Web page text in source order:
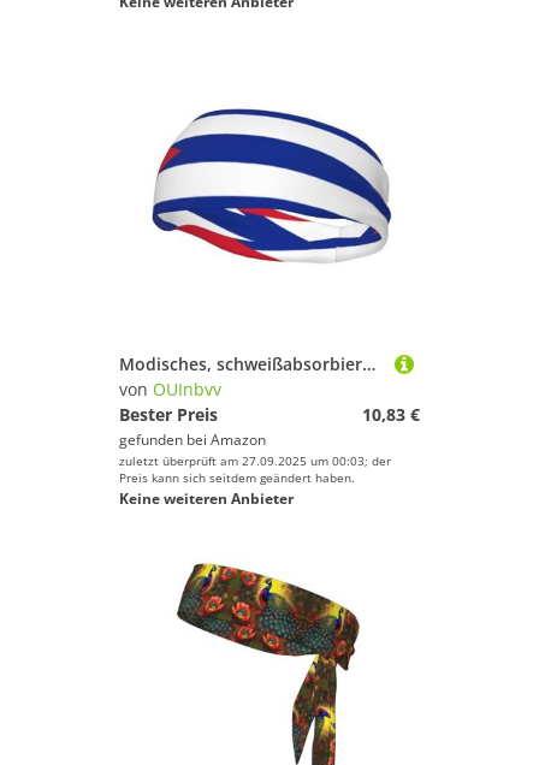
Modisches, schweißabsorbierendes Stirnband mit kubanischer Flagge, elastisch, atmungsaktiv, Unisex, für Laufen, Fitness, Yoga und andere Sportarten
von OUInbvv
Bester Preis
10,83 €
gefunden bei Amazon
zuletzt überprüft am 27.09.2025 um 00:03; der
Preis kann sich seitdem geändert haben.
Keine weiteren Anbieter